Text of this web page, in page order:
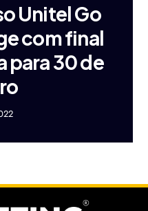
Unitel Go
com final
para 30 de